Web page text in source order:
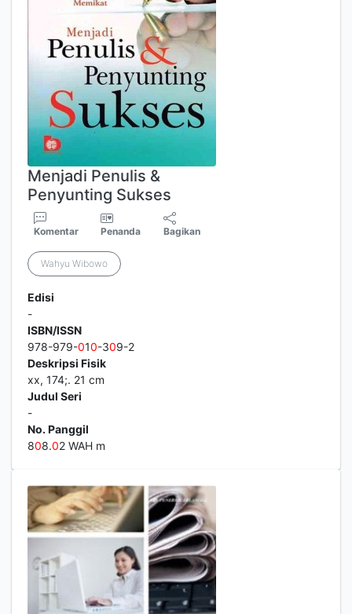
Menjadi Penulis &
Penyunting Sukses
Komentar Penanda Bagikan
Wahyu Wibowo
Edisi
-
ISBN/ISSN
978-979-010-309-2
Deskripsi Fisik
xx, 174;. 21 cm
Judul Seri
-
No. Panggil
808.02 WAH m